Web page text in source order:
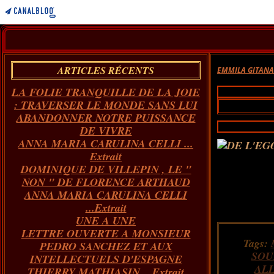
ARTICLES RÉCENTS
LA FOLIE TRANQUILLE DE LA JOIE
: TRAVERSER LE MONDE SANS LUI
ABANDONNER NOTRE PUISSANCE
DE VIVRE
ANNA MARIA CARULINA CELLI ...
Extrait
DOMINIQUE DE VILLEPIN , LE "
NON " DE FLORENCE ARTHAUD
ANNA MARIA CARULINA CELLI
...Extrait
UNE A UNE
LETTRE OUVERTE A MONSIEUR
PEDRO SANCHEZ ET AUX
INTELLECTUELS D'ESPAGNE
EMMILA GITANA
Tags: